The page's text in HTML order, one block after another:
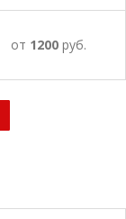
от 1200руб.